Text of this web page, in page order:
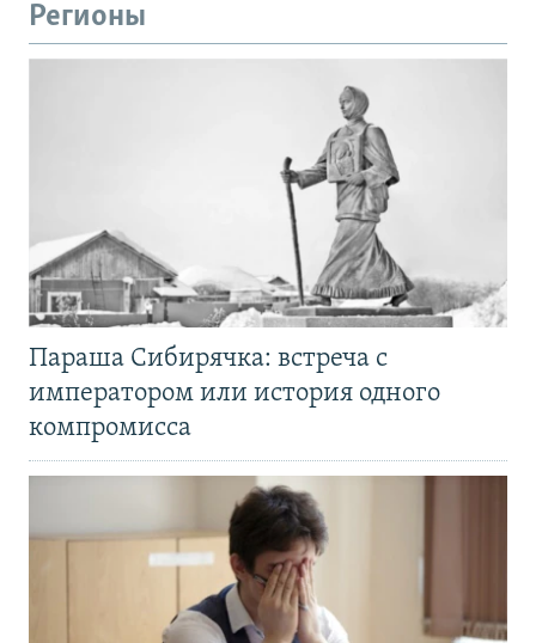
Регионы
Параша Сибирячка: встреча с
императором или история одного
компромисса